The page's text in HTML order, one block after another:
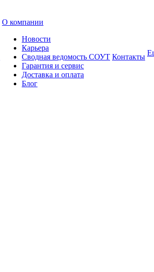
О компании
Новости
Карьера
Сводная ведомость СОУТ
Гарантия и сервис
Доставка и оплата
Блог
Контакты